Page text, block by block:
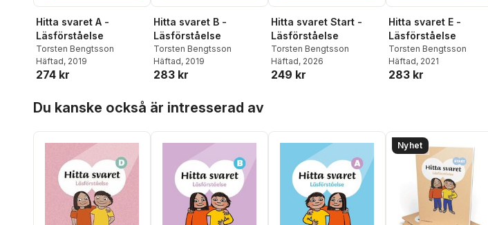
Hitta svaret A -
Läsförståelse
Torsten Bengtsson
Häftad, 2019
274 kr
Hitta svaret B -
Läsförståelse
Torsten Bengtsson
Häftad, 2019
283 kr
Hitta svaret Start -
Läsförståelse
Torsten Bengtsson
Häftad, 2026
249 kr
Hitta svaret E -
Läsförståelse
Torsten Bengtsson
Häftad, 2021
283 kr
Du kanske också är intresserad av
Nyhet